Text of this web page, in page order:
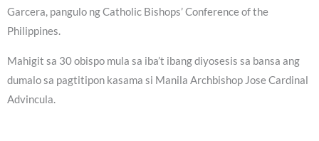
Garcera, pangulo ng Catholic Bishops’ Conference of the
Philippines.
Mahigit sa 30 obispo mula sa iba’t ibang diyosesis sa bansa ang
dumalo sa pagtitipon kasama si Manila Archbishop Jose Cardinal
Advincula.